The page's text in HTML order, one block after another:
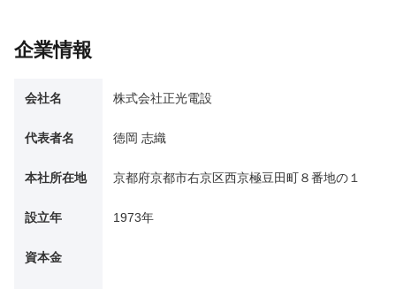
企業情報
会社名 株式会社正光電設
代表者名 徳岡 志織
本社所在地 京都府京都市右京区西京極豆田町８番地の１
設立年 1973年
資本金